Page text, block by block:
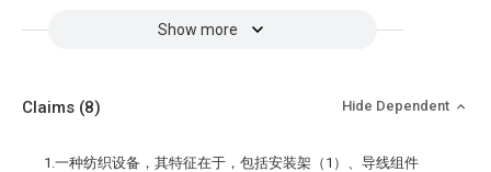
Show more
Claims (8) Hide Dependent
1.一种纺织设备，其特征在于，包括安装架（1）、导线组件